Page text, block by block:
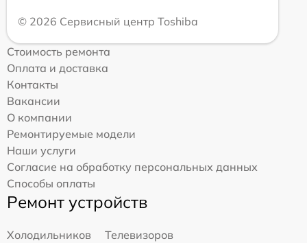
© 2026 Сервисный центр Toshiba
Стоимость ремонта
Оплата и доставка
Контакты
Вакансии
О компании
Ремонтируемые модели
Наши услуги
Согласие на обработку персональных данных
Способы оплаты
Ремонт устройств
Холодильников
Телевизоров